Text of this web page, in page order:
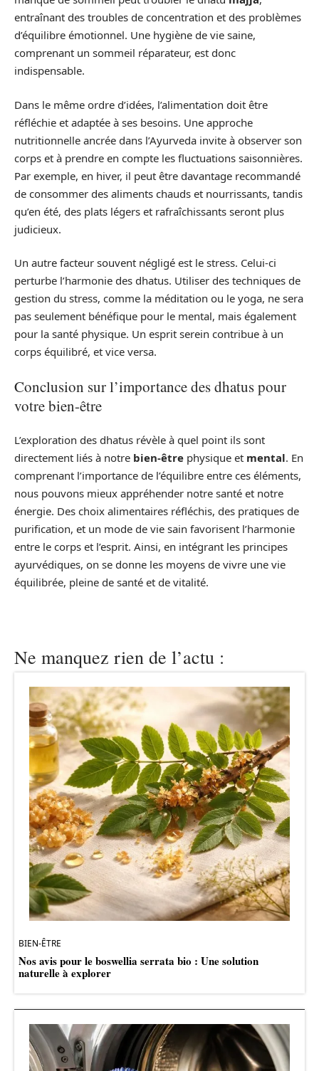
entraînant des troubles de concentration et des problèmes
d’équilibre émotionnel. Une hygiène de vie saine,
comprenant un sommeil réparateur, est donc
indispensable.
Dans le même ordre d’idées, l’alimentation doit être
réfléchie et adaptée à ses besoins. Une approche
nutritionnelle ancrée dans l’Ayurveda invite à observer son
corps et à prendre en compte les fluctuations saisonnières.
Par exemple, en hiver, il peut être davantage recommandé
de consommer des aliments chauds et nourrissants, tandis
qu’en été, des plats légers et rafraîchissants seront plus
judicieux.
Un autre facteur souvent négligé est le stress. Celui-ci
perturbe l’harmonie des dhatus. Utiliser des techniques de
gestion du stress, comme la méditation ou le yoga, ne sera
pas seulement bénéfique pour le mental, mais également
pour la santé physique. Un esprit serein contribue à un
corps équilibré, et vice versa.
Conclusion sur l’importance des dhatus pour
votre bien-être
L’exploration des dhatus révèle à quel point ils sont
directement liés à notre bien-être physique et mental. En
comprenant l’importance de l’équilibre entre ces éléments,
nous pouvons mieux appréhender notre santé et notre
énergie. Des choix alimentaires réfléchis, des pratiques de
purification, et un mode de vie sain favorisent l’harmonie
entre le corps et l’esprit. Ainsi, en intégrant les principes
ayurvédiques, on se donne les moyens de vivre une vie
équilibrée, pleine de santé et de vitalité.
Ne manquez rien de l’actu :
BIEN-ÊTRE
Nos avis pour le boswellia serrata bio : Une solution
naturelle à explorer